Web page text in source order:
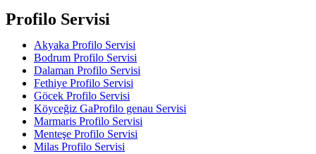
Profilo Servisi
Akyaka Profilo Servisi
Bodrum Profilo Servisi
Dalaman Profilo Servisi
Fethiye Profilo Servisi
Göcek Profilo Servisi
Köyceğiz GaProfilo genau Servisi
Marmaris Profilo Servisi
Menteşe Profilo Servisi
Milas Profilo Servisi